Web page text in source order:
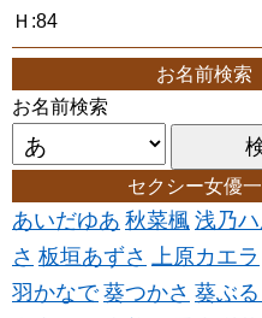
Ｈ:84
お名前検索
お名前検索
セクシー女優
あいだゆあ 秋菜楓 浅乃ハ
さ 板垣あずさ 上原カエラ
羽かなで 葵つかさ 葵ぶる